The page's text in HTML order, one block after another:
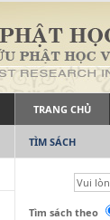
TRANG CHỦ
TÌM SÁCH
Tìm sách theo